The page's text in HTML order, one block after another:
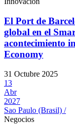
El Port de
global en el
acontecimiento
Economy
31 Octubre 2025
13
Abr
2027
Sao Paulo (Brasil) /
Negocios